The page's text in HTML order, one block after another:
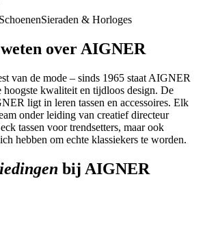
SchoenenSieraden & Horloges
over AIGNER
van de mode – sinds 1965 staat AIGNER
hoogste kwaliteit en tijdloos design. De
ligt in leren tassen en accessoires. Elk
onder leiding van creatief directeur
tassen voor trendsetters, maar ook
hebben om echte klassiekers te worden.
bij AIGNER